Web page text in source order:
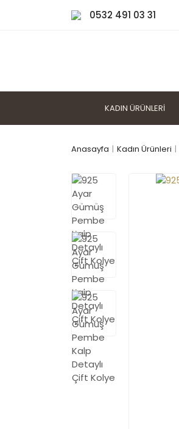
0532 491 03 31
KADIN ÜRÜNLERI
Anasayfa Kadın Ürünleri